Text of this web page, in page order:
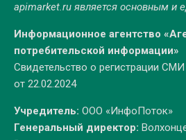
apimarket.ruявляется основным и
Информационное агентство
потребительской информации»
Свидетельство о регистрации
от 22.02.2024
Учредитель: ООО «ИнфоПоток»
Генеральный директор: